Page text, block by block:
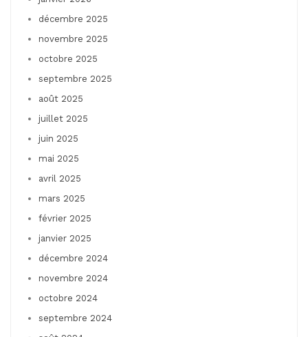
décembre 2025
novembre 2025
octobre 2025
septembre 2025
août 2025
juillet 2025
juin 2025
mai 2025
avril 2025
mars 2025
février 2025
janvier 2025
décembre 2024
novembre 2024
octobre 2024
septembre 2024